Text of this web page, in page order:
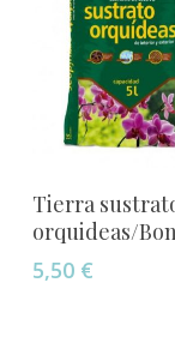
Seleccionar
producto
tiene
múltiples
Tierra
orquideas/
5,50 €